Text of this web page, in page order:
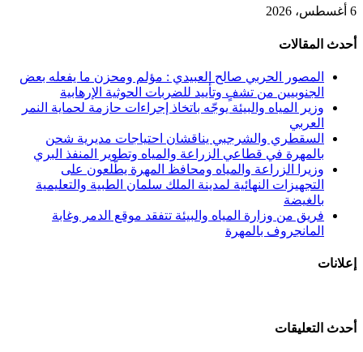
6 أغسطس، 2026
أحدث المقالات
المصور الحربي صالح العبيدي : مؤلم ومحزن ما يفعله بعض
الجنوبيين من تشفٍ وتأييد للضربات الحوثية الإرهابية
وزير المياه والبيئة يوجّه باتخاذ إجراءات حازمة لحماية النمر
العربي
السقطري والشرجبي يناقشان احتياجات مديرية شحن
بالمهرة في قطاعي الزراعة والمياه وتطوير المنفذ البري
وزيرا الزراعة والمياه ومحافظ المهرة يطّلعون على
التجهيزات النهائية لمدينة الملك سلمان الطبية والتعليمية
بالغيضة
فريق من وزارة المياه والبيئة تتفقد موقع الدمر وغابة
المانجروف بالمهرة
إعلانات
أحدث التعليقات